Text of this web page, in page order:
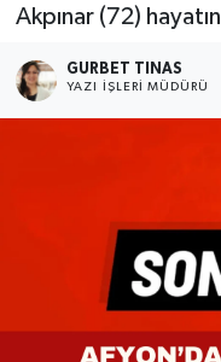
Akpınar (72)
GURBET TINAS
YAZI İŞLERI MÜDÜRÜ
Eğitim
Sağlık
Yaşam
Tüm Manşetler
Son Dakika